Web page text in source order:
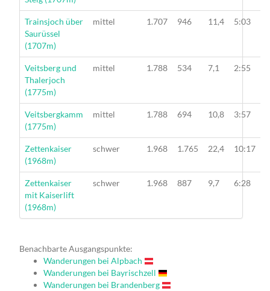
Wanderung
Trainsjoch über
Saurüssel
(1707m)
mittel 1.707 946 11,4 5:03
Wanderung
Veitsberg und
Thalerjoch
(1775m)
mittel 1.788 534 7,1 2:55
Wanderung
Veitsbergkamm
(1775m)
mittel 1.788 694 10,8 3:57
Wanderung
Zettenkaiser
(1968m)
schwer 1.968 1.765 22,4 10:17
Wanderung
Zettenkaiser
mit Kaiserlift
(1968m)
schwer 1.968 887 9,7 6:28
Benachbarte Ausgangspunkte:
Wanderungen bei Alpbach
Wanderungen bei Bayrischzell
Wanderungen bei Brandenberg